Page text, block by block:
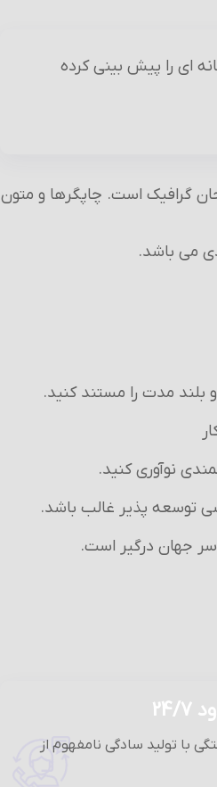
ای را پیش بینی کرده
گرافیک است. چاپگرها و متون
می باشد.
بلند مدت را مستند کنید.
نوآوری کنید.
توسعه پذیر غالب باشد.
جهان درگیر است.
7
با تولید سادگی نامفهوم از